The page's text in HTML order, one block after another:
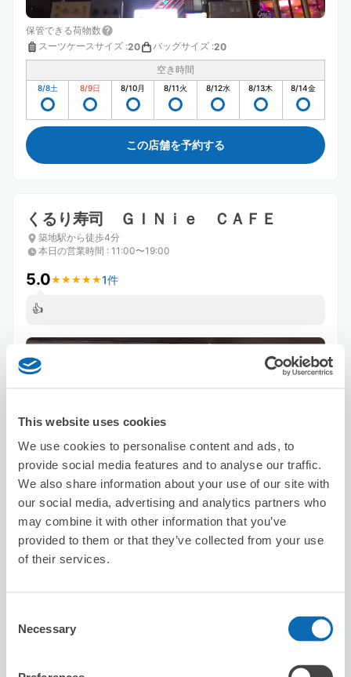
This website uses cookies
We use cookies to personalise content and ads, to
provide social media features and to analyse our traffic.
We also share information about your use of our site with
our social media, advertising and analytics partners who
may combine it with other information that you’ve
provided to them or that they’ve collected from your use
of their services.
Selection
Necessary
保管できる荷物数
スーツケースサイズ :20 バッグサイズ :20
空き時間
8/8土 8/9日 8/10月 8/11火 8/12水 8/13木 8/14金
この店舗を予約する
くるり寿司 ＧＩＮｉｅ ＣＡＦＥ
築地駅から徒歩4分
本日の営業時間 : 11:00〜19:00
5.0★ ★ ★ ★ ★
★ ★ ★ ★ ★1件
👍
スーツケースサイズ:6 バッグサイズ :8
8/11 水 8/13
南風花（はいばな）お台場店（14:30-